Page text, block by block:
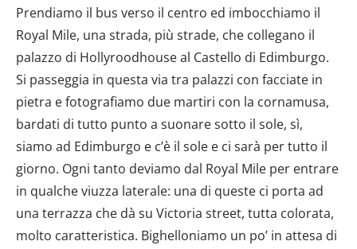
Prendiamo il bus verso il centro ed imbocchiamo il
Royal Mile, una strada, più strade, che collegano il
palazzo di Hollyroodhouse al Castello di Edimburgo.
Si passeggia in questa via tra palazzi con facciate in
pietra e fotografiamo due martiri con la cornamusa,
bardati di tutto punto a suonare sotto il sole, sì,
siamo ad Edimburgo e c’è il sole e ci sarà per tutto il
giorno. Ogni tanto deviamo dal Royal Mile per entrare
in qualche viuzza laterale: una di queste ci porta ad
una terrazza che dà su Victoria street, tutta colorata,
molto caratteristica. Bighelloniamo un po’ in attesa di